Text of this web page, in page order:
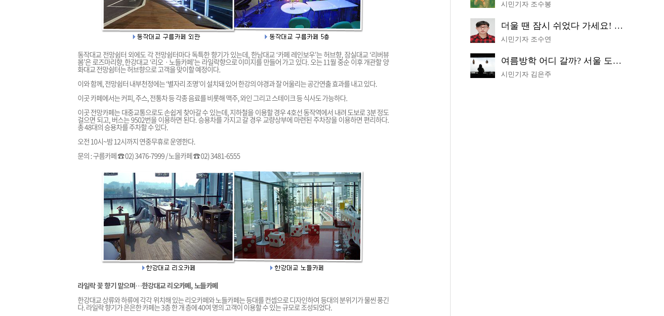
동작대교 전망쉼터 외에도 각 전망쉼터마다 독특한 향기가 있는데, 한남대교 ‘카페 레인보우’는 허브향, 잠실대교 ‘리버뷰
봄’은 로즈마리향, 한강대교 ‘리오ㆍ노들카페’는 라일락향으로 이미지를 만들어 가고 있다. 오는 11월 중순 이후 개관할 양
화대교 전망쉼터는 허브향으로 고객을 맞이할 예정이다.
이와 함께, 전망쉼터 내부천정에는 ‘별자리 조명’이 설치돼 있어 한강의 야경과 잘 어울리는 공간연출 효과를 내고 있다.
이곳 카페에서는 커피, 주스, 전통차 등 각종 음료를 비롯해 맥주, 와인 그리고 스테이크 등 식사도 가능하다.
이곳 전망카페는 대중교통으로도 손쉽게 찾아갈 수 있는데, 지하철을 이용할 경우 4호선 동작역에서 내려 도보로 3분 정도
걸으면 되고, 버스는 9502번을 이용하면 된다. 승용차를 가지고 갈 경우 교량상부에 마련된 주차장을 이용하면 편리하다.
총 48대의 승용차를 주차할 수 있다.
오전 10시~밤 12시까지 연중무휴로 운영한다.
문의 : 구름카페 ☎ 02) 3476-7999 / 노을카페 ☎ 02) 3481-6555
라일락 꽃 향기 맡으며…한강대교 리오카페, 노들카페
한강대교 상류와 하류에 각각 위치해 있는 리오카페와 노들카페는 등대를 컨셉으로 디자인하여 등대의 분위기가 물씬 풍긴
다. 라일락 향기가 은은한 카페는 3층 한 개 층에 40여 명의 고객이 이용할 수 있는 규모로 조성되었다.
시민기자 조수봉
더울 땐 잠시 쉬었다 가세요! 생수 냉장고부터 해피소·무더위쉼터까지
시민기자 조수연
여름방학 어디 갈까? 서울 도심 무료 실내 여행 코스 추천
시민기자 김은주